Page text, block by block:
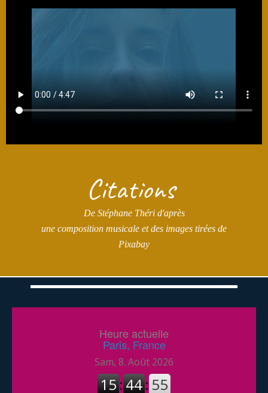
Citations
De Stéphane Théri d'après
une composition musicale et des images tirées de
Pixabay
Heure actuelle
Paris, France